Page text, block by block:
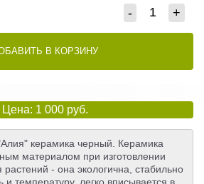
- +
В КОРЗИНУ
Цена: 1 000 руб.
керамика черный. Керамика
материалом при изготовлении
- она экологична, стабильно